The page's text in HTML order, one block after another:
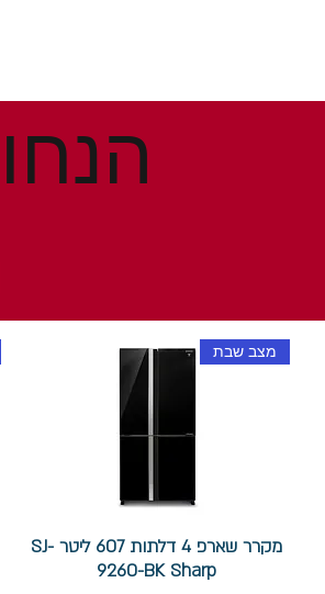
מצב שבת
מקרר שארפ 4 דלתות 607 ליטר SJ-
9260-BK Sharp